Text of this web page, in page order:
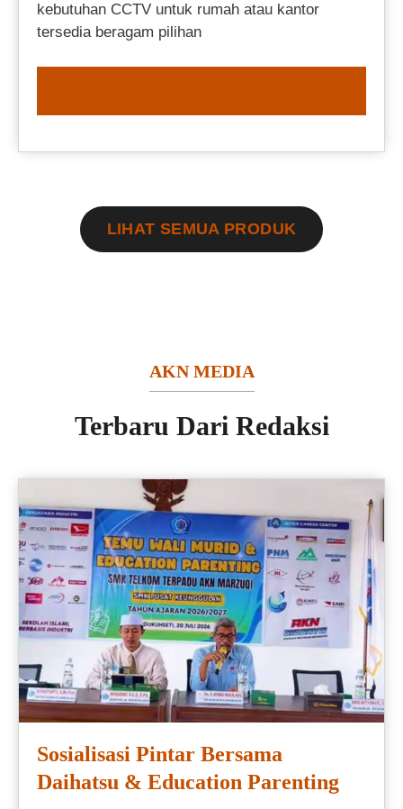
kebutuhan CCTV untuk rumah atau kantor
tersedia beragam pilihan
LIHAT SEMUA PRODUK
AKN MEDIA
Terbaru Dari Redaksi
Sosialisasi Pintar Bersama
Daihatsu & Education Parenting